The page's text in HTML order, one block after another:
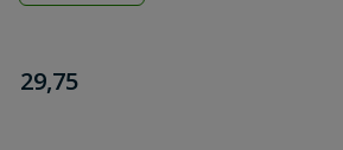
€
29,75